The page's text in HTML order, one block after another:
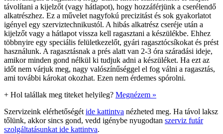
távolítani a kijelzőt (vagy hátlapot), hogy hozzáférjünk a cserélendő
alkatrészhez. Ez a művelet nagyfokú precizitást és sok gyakorlatot
igényel egy szerviztechnikustól. A hibás alkatrész cseréje után a
kijelzőt vagy a hátlapot vissza kell ragasztani a készülékbe. Ehhez
többnyire egy speciális felületkezelőt, gyári ragasztócsíkokat és prést
használunk. A ragasztásnak a prés alatt van 2-3 óra száradási ideje,
amikor minden gond nélkül ki tudjuk adni a készüléket. Ha ezt az
időt nem várjuk meg, nagy valószínűséggel el fog válni a ragasztás,
ami további károkat okozhat. Ezen nem érdemes spórolni.
+ Hol talállak meg titeket helyileg? Megnézem »
Szervizeink elérhetőségét ide kattintva nézheted meg. Ha távol laksz
tőlünk, akkor sincs gond, vedd igénybe nyugodtan szerviz futár
szolgáltatásunkat ide kattintva.